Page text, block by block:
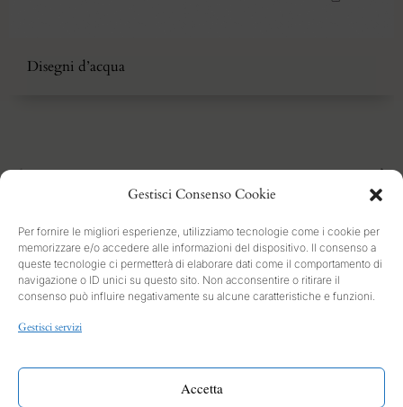
Gestisci Consenso Cookie
Per fornire le migliori esperienze, utilizziamo tecnologie come i cookie per
memorizzare e/o accedere alle informazioni del dispositivo. Il consenso a
queste tecnologie ci permetterà di elaborare dati come il comportamento di
navigazione o ID unici su questo sito. Non acconsentire o ritirare il
consenso può influire negativamente su alcune caratteristiche e funzioni.
Gestisci servizi
Accetta
Disegni d’acqua
1 2 3 4 5
SEARCH